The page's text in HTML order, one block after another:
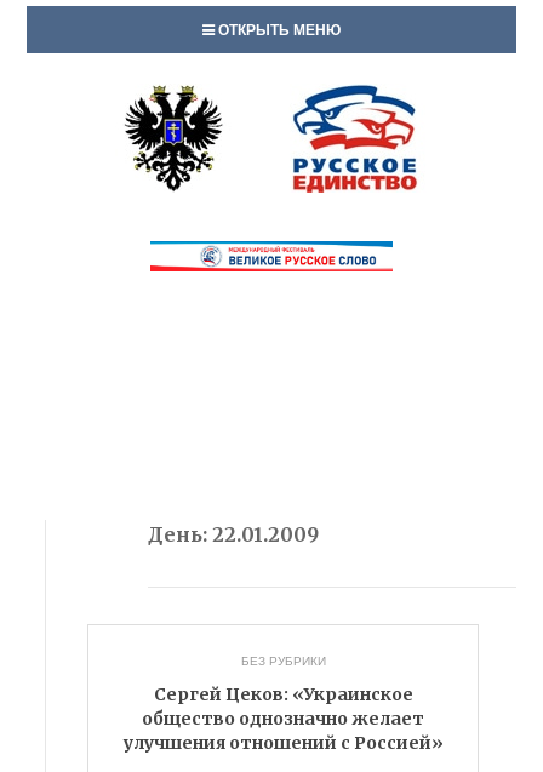
ОТКРЫТЬ МЕНЮ
День:22.01.2009
БЕЗ РУБРИКИ
Сергей Цеков: «Украинское
общество однозначно желает
улучшения отношений с Россией»